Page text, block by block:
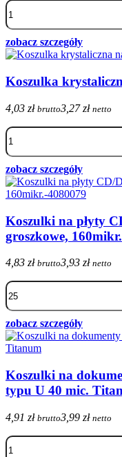
zobacz szczegóły
Koszulka
4,03 zł brutto3,27 zł netto
zobacz szczegóły
Koszulki na płyty
groszkowe, 160mikr.
4,83 zł brutto3,93 zł netto
zobacz szczegóły
Koszulki na
typu U 40 mic.
4,91 zł brutto3,99 zł netto